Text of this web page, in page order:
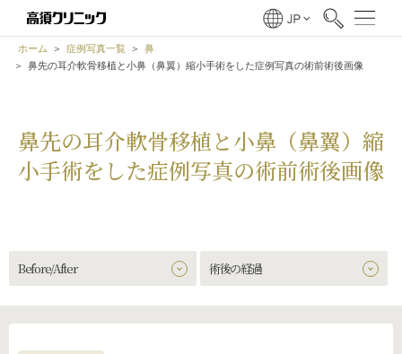
ホーム 症例写真一覧
鼻
鼻先の耳介軟骨移植と小鼻（鼻翼）縮小手術をした症例写真の術前術後画像
鼻先の耳介軟骨移植と小鼻（鼻翼）縮
小手術をした症例写真の術前術後画像
Before/After 術後の経過